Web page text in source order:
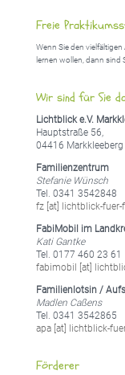
Freie
Wenn Sie den
lernen wollen, dann sind
Wir sind für Sie
Lichtblick e.V.
Hauptstraße 56,
04416 Markkleeberg
Familienzentrum
Stefanie Wünsch
Tel. 0341 3542848
fz [at] lichtblick-
FabiMobil im
Kati Gantke
Tel. 0177 460 23 61
fabimobil [at]
Familienlotsin /
Madlen Caßens
Tel. 0341 3542865
apa [at] lichtblick-
Förderer